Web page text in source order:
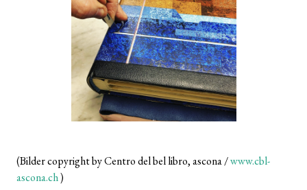
(Bilder copyright by Centro del bel libro, ascona /www.cbl-
ascona.ch)